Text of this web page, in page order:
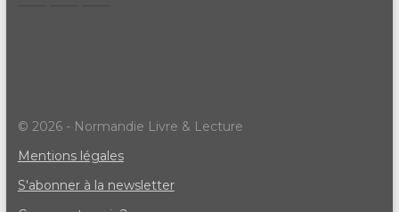
© 2026 - Normandie Livre & Lecture
Mentions légales
S'abonner à la newsletter